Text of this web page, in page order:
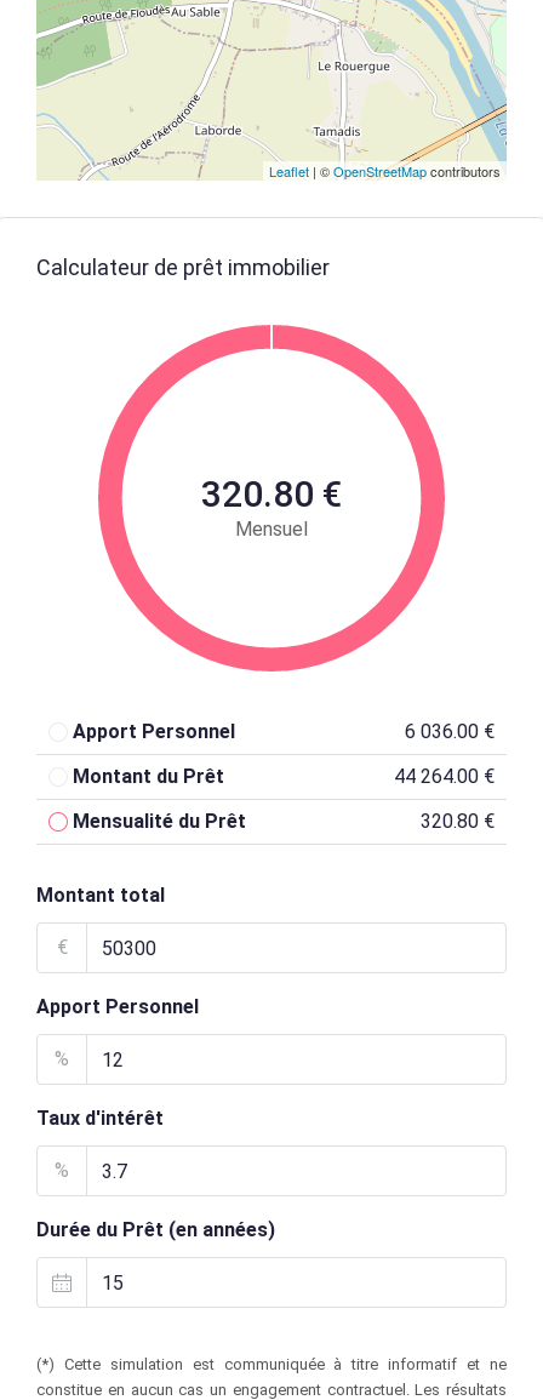
Leaflet | ©OpenStreetMapcontributors
Calculateur de prêt immobilier
320.80 €
Mensuel
Apport Personnel
6 036.00 €
Montant du Prêt
44 264.00 €
Mensualité du Prêt
320.80 €
Montant total
€
Apport Personnel
%
Taux d'intérêt
%
Durée du Prêt (en années)
(*) Cette simulation est communiquée à titre informatif et ne
constitue en aucun cas un engagement contractuel. Les résultats